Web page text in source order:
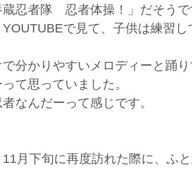
蔵忍者隊　忍者体操！」だそう
YOUTUBEで見て、子供は練習し
分かりやすいメロディーと踊
て思っていました。
なんだーって感じです。
11月下旬に再度訪れた際に、ふ